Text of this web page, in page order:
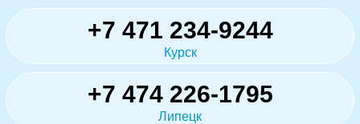
+7 471 234-9244
Курск
+7 474 226-1795
Липецк